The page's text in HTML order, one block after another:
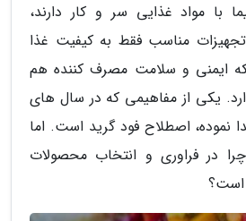
با مواد غذایی سر و کار دارند،
تجهیزات مناسب فقط به کیفیت غذا
ایمنی و سلامت مصرف کننده هم
یکی از مفاهیمی که در سال های
نموده، اصطلاح فود گرید است. اما
در فراوری و انتخاب محصولات
است؟